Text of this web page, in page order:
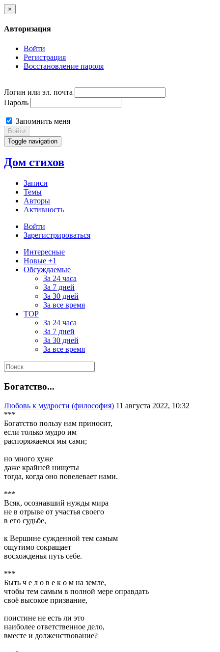
×
Авторизация
Войти
Регистрация
Восстановление пароля
Логин или эл. почта
Пароль
Запомнить меня
Войти
Toggle navigation
Дом стихов
Записи
Темы
Авторы
Активность
Войти
Зарегистрироваться
Интересные
Новые +1
Обсуждаемые
За 24 часа
За 7 дней
За 30 дней
За все время
TOP
За 24 часа
За 7 дней
За 30 дней
За все время
Богатство...
Любовь к мудрости (философия) 11 августа 2022, 10:32
***
Богатство пользу нам приносит,
если только мудро им
распоряжаемся мы сами;
но много хуже
даже крайней нищеты
тогда, когда оно повелевает нами.
***
Всяк, осознавший нужды мира
не в отрыве от участья своего
в его судьбе,
к Вершине сужденной тем самым
ощутимо сокращает
восхожденья путь себе.
***
Быть ч е л о в е к о м на земле,
чтобы тем самым в полной мере оправдать
своё высокое призвание,
поистине не есть ли это
наиболее ответственное дело,
вместе и долженствование?